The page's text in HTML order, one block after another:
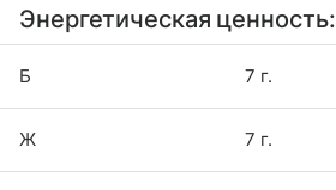
Энергетическая ценность:
Б 7 г.
Ж 7 г.